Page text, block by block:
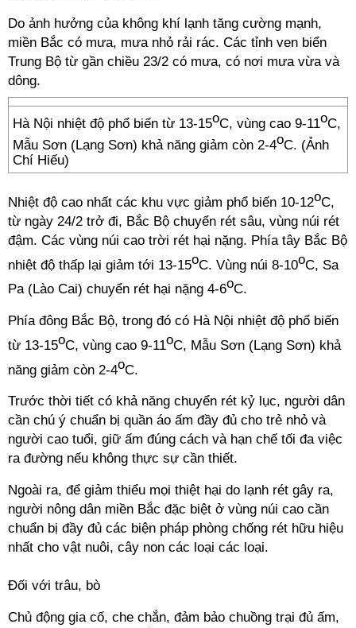
Do ảnh hưởng của không khí lạnh tăng cường mạnh,
miền Bắc có mưa, mưa nhỏ rải rác. Các tỉnh ven biển
Trung Bộ từ gần chiều 23/2 có mưa, có nơi mưa vừa và
dông.
Hà Nội nhiệt độ phổ biến từ 13-15oC, vùng cao 9-11oC,
Mẫu Sơn (Lạng Sơn) khả năng giảm còn 2-4oC. (Ảnh
Chí Hiếu)
Nhiệt độ cao nhất các khu vực giảm phổ biến 10-12oC,
từ ngày 24/2 trở đi, Bắc Bộ chuyển rét sâu, vùng núi rét
đậm. Các vùng núi cao trời rét hại nặng. Phía tây Bắc Bộ
nhiệt độ thấp lại giảm tới 13-15oC. Vùng núi 8-10oC, Sa
Pa (Lào Cai) chuyển rét hại nặng 4-6oC.
Phía đông Bắc Bộ, trong đó có Hà Nội nhiệt độ phổ biến
từ 13-15oC, vùng cao 9-11oC, Mẫu Sơn (Lạng Sơn) khả
năng giảm còn 2-4oC.
Trước thời tiết có khả năng chuyển rét kỷ lục, người dân
cần chú ý chuẩn bị quần áo ấm đầy đủ cho trẻ nhỏ và
người cao tuổi, giữ ấm đúng cách và hạn chế tối đa việc
ra đường nếu không thực sự cần thiết.
Ngoài ra, để giảm thiểu mọi thiệt hại do lạnh rét gây ra,
người nông dân miền Bắc đặc biệt ở vùng núi cao cần
chuẩn bị đầy đủ các biện pháp phòng chống rét hữu hiệu
nhất cho vật nuôi, cây non các loại các loại.
Đối với trâu, bò
Chủ động gia cố, che chắn, đảm bảo chuồng trại đủ ấm,